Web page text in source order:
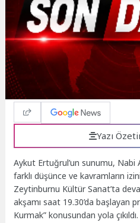
Yazı
Aykut Ertuğrul’un sunumu, Nabi
farklı düşünce ve kavramların
Zeytinburnu Kültür Sanat’ta
akşamı saat 19.30’da başlayan
Kurmak” konusundan yola